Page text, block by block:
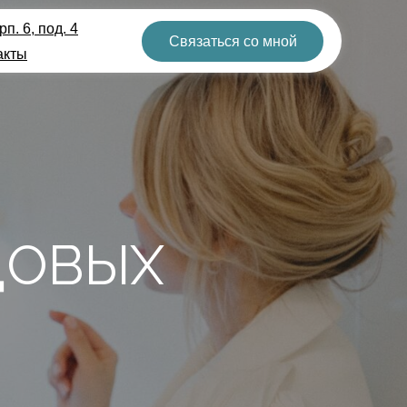
Связаться со мной
6, под. 4